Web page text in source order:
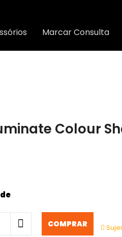
Marcar Consulta
Colour
COMPRAR